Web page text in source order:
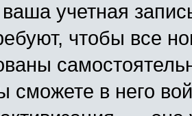
учетная
чтобы все
сможете в него